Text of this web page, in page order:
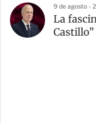
9 de agosto -
La
Castillo”